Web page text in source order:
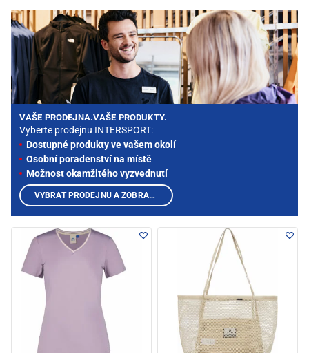
VAŠE PRODEJNA.VAŠE PRODUKTY.
Vyberte prodejnu INTERSPORT:
Dostupné produkty ve vašem okolí
Osobní poradenství na místě
Možnost okamžitého vyzvednutí
VYBRAT PRODEJNU A ZOBRAZIT PRODUKTY